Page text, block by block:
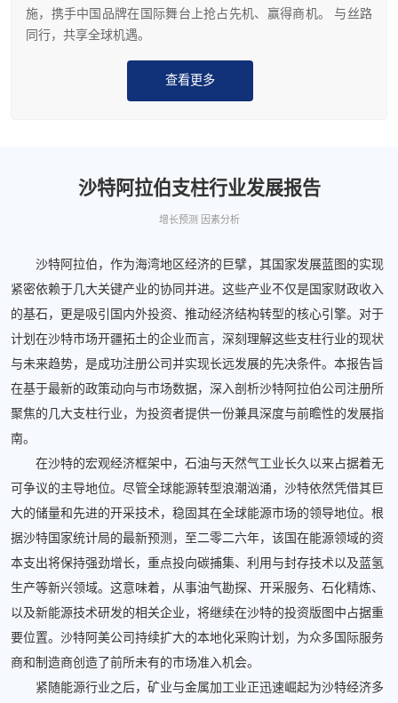
施，携手中国品牌在国际舞台上抢占先机、赢得商机。 与丝路
同行，共享全球机遇。
查看更多
沙特阿拉伯支柱行业发展报告
增长预测 因素分析
沙特阿拉伯，作为海湾地区经济的巨擘，其国家发展蓝图的实现
紧密依赖于几大关键产业的协同并进。这些产业不仅是国家财政收入
的基石，更是吸引国内外投资、推动经济结构转型的核心引擎。对于
计划在沙特市场开疆拓土的企业而言，深刻理解这些支柱行业的现状
与未来趋势，是成功注册公司并实现长远发展的先决条件。本报告旨
在基于最新的政策动向与市场数据，深入剖析沙特阿拉伯公司注册所
聚焦的几大支柱行业，为投资者提供一份兼具深度与前瞻性的发展指
南。
在沙特的宏观经济框架中，石油与天然气工业长久以来占据着无
可争议的主导地位。尽管全球能源转型浪潮汹涌，沙特依然凭借其巨
大的储量和先进的开采技术，稳固其在全球能源市场的领导地位。根
据沙特国家统计局的最新预测，至二零二六年，该国在能源领域的资
本支出将保持强劲增长，重点投向碳捕集、利用与封存技术以及蓝氢
生产等新兴领域。这意味着，从事油气勘探、开采服务、石化精炼、
以及新能源技术研发的相关企业，将继续在沙特的投资版图中占据重
要位置。沙特阿美公司持续扩大的本地化采购计划，为众多国际服务
商和制造商创造了前所未有的市场准入机会。
紧随能源行业之后，矿业与金属加工业正迅速崛起为沙特经济多